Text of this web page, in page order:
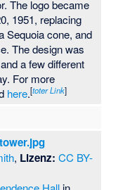
The logo became
1951, replacing
Sequoia cone, and
The design was
a few different
For more
here.[toter Link]
, Lizenz: CC BY-